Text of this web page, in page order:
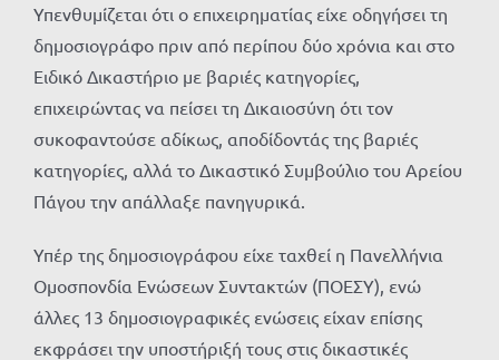
Υπενθυμίζεται ότι ο επιχειρηματίας είχε οδηγήσει τη
δημοσιογράφο πριν από περίπου δύο χρόνια και στο
Ειδικό Δικαστήριο με βαριές κατηγορίες,
επιχειρώντας να πείσει τη Δικαιοσύνη ότι τον
συκοφαντούσε αδίκως, αποδίδοντάς της βαριές
κατηγορίες, αλλά το Δικαστικό Συμβούλιο του Αρείου
Πάγου την απάλλαξε πανηγυρικά.
Υπέρ της δημοσιογράφου είχε ταχθεί η Πανελλήνια
Ομοσπονδία Ενώσεων Συντακτών (ΠΟΕΣΥ), ενώ
άλλες 13 δημοσιογραφικές ενώσεις είχαν επίσης
εκφράσει την υποστήριξή τους στις δικαστικές